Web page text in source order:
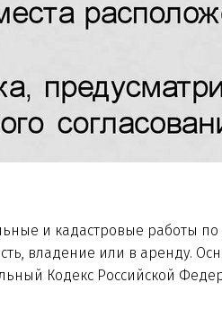
и кадастровые работы
владение или в аренду.
Кодекс Российской